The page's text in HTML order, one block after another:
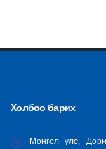
Холбоо барих
Монгол улс,